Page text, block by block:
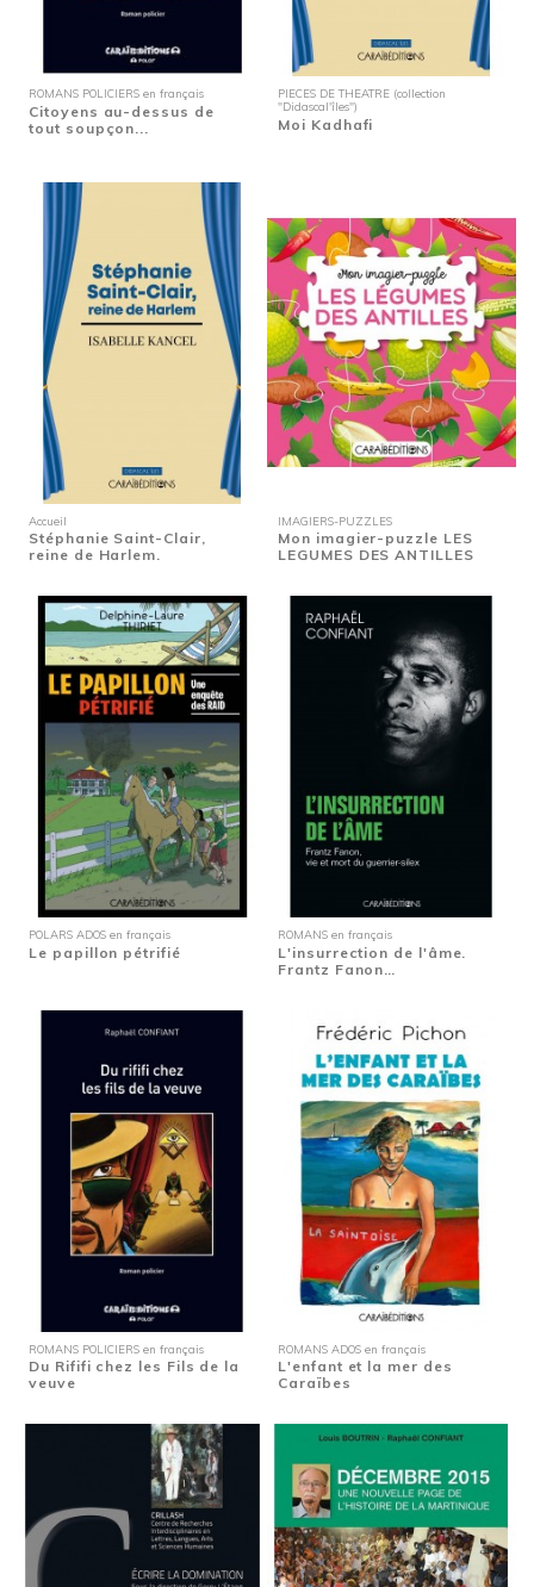
ROMANS POLICIERS en français
Citoyens au-dessus de
tout soupçon...
PIECES DE THEATRE (collection
"Didascal'îles")
Moi Kadhafi
Accueil
Stéphanie Saint-Clair,
reine de Harlem.
IMAGIERS-PUZZLES
Mon imagier-puzzle LES
LEGUMES DES ANTILLES
POLARS ADOS en français
Le papillon pétrifié
ROMANS en français
L'insurrection de l'âme.
Frantz Fanon…
ROMANS POLICIERS en français
Du Rififi chez les Fils de la
veuve
ROMANS ADOS en français
L'enfant et la mer des
Caraïbes